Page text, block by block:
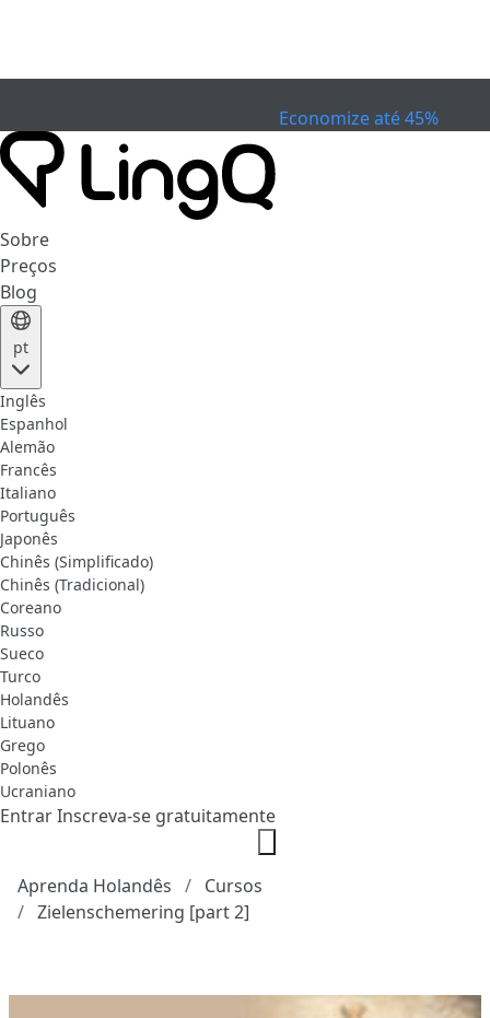
Economize até 45%
Sobre
Preços
Blog
pt
Inglês
Espanhol
Alemão
Francês
Italiano
Português
Japonês
Chinês (Simplificado)
Chinês (Tradicional)
Coreano
Russo
Sueco
Turco
Holandês
Lituano
Grego
Polonês
Ucraniano
EntrarInscreva-se gratuitamente
Aprenda Holandês
Cursos
Zielenschemering [part 2]